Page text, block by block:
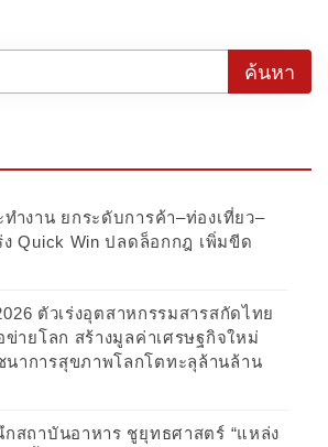
ำงาน ยกระดับการค้า–ท่องเที่ยว–
ง Quick Win ปลดล็อกกฎ เพิ่มขีด
ตัวเร่งอุตสาหกรรมสารสกัดไทย
ข่ายโลก สร้างมูลค่าเศรษฐกิจใหม่
าการสุขภาพโลกโตทะลุล้านล้าน
กสถาบันอาหาร ชูยุทธศาสตร์ “แหล่ง